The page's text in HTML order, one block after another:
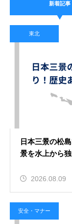
2026.08.09
水上でのホイッ
理解しよう！緊
野生動物への餌
由とは？生態系
新着記事
東北
日本三景の松
景を水上から
2026.08.09
安全・マナー